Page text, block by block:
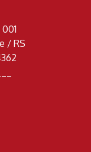
/ RS